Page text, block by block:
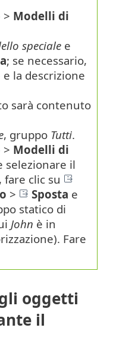
> Modelli di
speciale e
; se necessario,
la descrizione
sarà contenuto
, gruppo Tutti.
> Modelli di
selezionare il
clic su
> Sposta e
statico di
John è in
Fare
oggetti
il